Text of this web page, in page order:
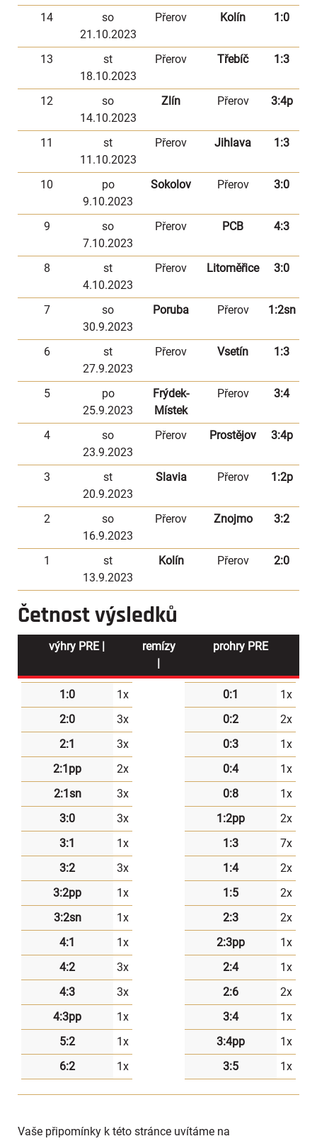
14
so
21.10.2023
Přerov Kolín 1:0
13
st
18.10.2023
Přerov Třebíč 1:3
12
so
14.10.2023
Zlín Přerov 3:4p
11
st
11.10.2023
Přerov Jihlava 1:3
10
po
9.10.2023
Sokolov Přerov 3:0
9
so
7.10.2023
Přerov PCB 4:3
8
st
4.10.2023
Přerov Litoměřice 3:0
7
so
30.9.2023
Poruba Přerov 1:2sn
6
st
27.9.2023
Přerov Vsetín 1:3
5
po
25.9.2023
Frýdek-
Místek
Přerov 3:4
4
so
23.9.2023
Přerov Prostějov 3:4p
3
st
20.9.2023
Slavia Přerov 1:2p
2
so
16.9.2023
Přerov Znojmo 3:2
1
st
13.9.2023
Kolín Přerov 2:0
Četnost výsledků
výhry PRE |
remízy
|
prohry PRE
1:0
1x
2:0
3x
2:1
3x
2:1pp
2x
2:1sn
3x
3:0
3x
3:1
1x
3:2
3x
3:2pp
1x
3:2sn
1x
4:1
1x
4:2
3x
4:3
3x
4:3pp
1x
5:2
1x
6:2
1x
0:1
1x
0:2
2x
0:3
1x
0:4
1x
0:8
1x
1:2pp
2x
1:3
7x
1:4
2x
1:5
2x
2:3
2x
2:3pp
1x
2:4
1x
2:6
2x
3:4
1x
3:4pp
1x
3:5
1x
Vaše připomínky k této stránce uvítáme na